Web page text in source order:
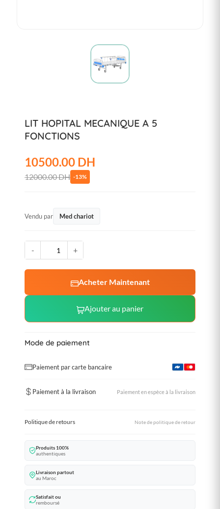
LIT HOPITAL MECANIQUE A 5
FONCTIONS
10500.00 DH
12000.00 DH -13%
Vendu par Med chariot
- +
Acheter Maintenant
Ajouter au panier
Mode de paiement
Paiement par carte bancaire
Paiement à la livraison Paiement en espèce à la livraison
Politique de retours Note de politique de retour
Produits 100%
authentiques
Livraison partout
au Maroc
Satisfait ou
remboursé